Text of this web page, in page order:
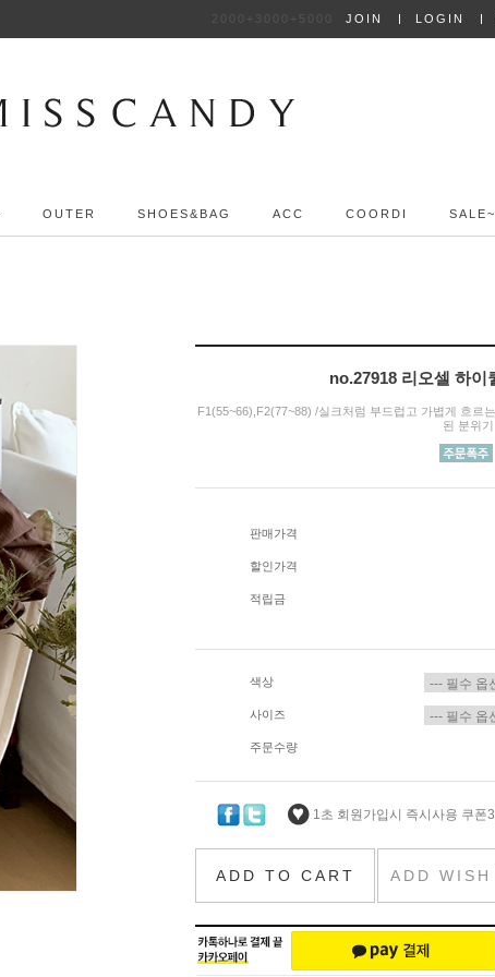
2000+3000+5000 JOIN LOGIN
OUTER SHOES&BAG ACC COORDI
no.27918 리오셀 하이
F1(55~66),F2(77~88) /실크처럼 부드럽고 가볍게 흐르
된 분위기
판매가격
할인가격
적립금
색상
사이즈
주문수량
1초 회원가입시 즉시사용 쿠
ADD TO CART ADD